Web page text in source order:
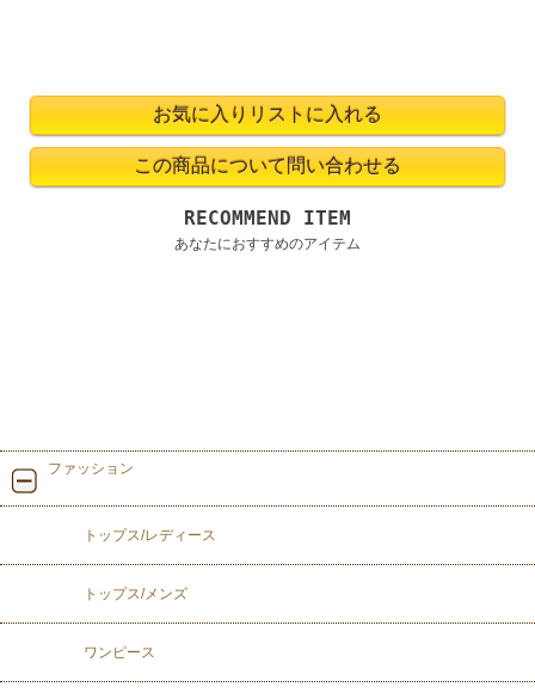
RECOMMEND ITEM
あなたにおすすめのアイテム
ファッション
トップス/レディース
トップス/メンズ
ワンピース